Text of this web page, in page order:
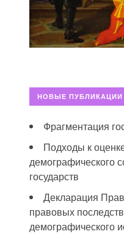
НОВЫЕ ПУБЛИКАЦИИ
Фрагментация
Подходы к
демографического
государств
Декларация
правовых
демографического